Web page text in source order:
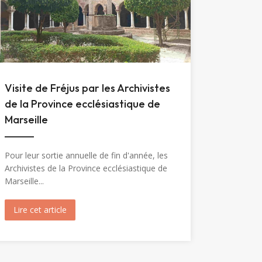
Visite de Fréjus par les Archivistes
de la Province ecclésiastique de
Marseille
Pour leur sortie annuelle de fin d'année, les
Archivistes de la Province ecclésiastique de
Marseille...
Lire cet article